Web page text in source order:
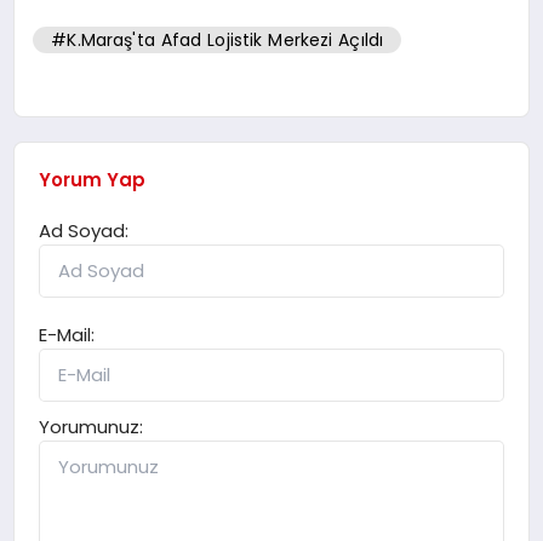
#K.Maraş'ta Afad Lojistik Merkezi Açıldı
Yorum Yap
Ad Soyad:
E-Mail:
Yorumunuz: